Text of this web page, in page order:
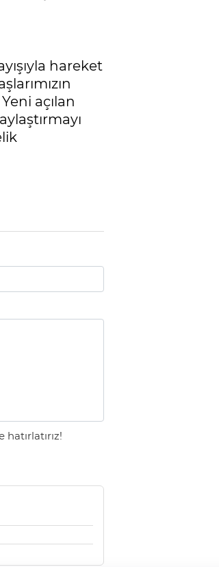
hareket
açılan